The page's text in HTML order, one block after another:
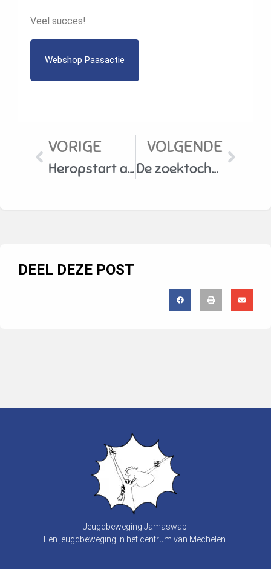
Veel succes!
Webshop Paasactie
VORIGE
Heropstart activiteiten eerste groep & meisjes 2
VOLGENDE
De zoektocht naar de gouden eieren kan beginnen!
DEEL DEZE POST
Jeugdbeweging Jamaswapi
Een jeugdbeweging in het centrum van Mechelen.